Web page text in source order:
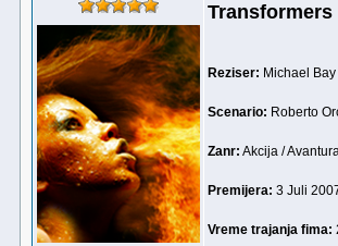
Transformers
Reziser: Michael Bay
Scenario: Roberto
Zanr: Akcija /
Premijera: 3 Juli
Vreme trajanja fima: